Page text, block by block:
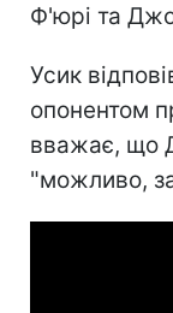
Ф'юрі та
Усик
опонентом
вважає, що
"можливо,